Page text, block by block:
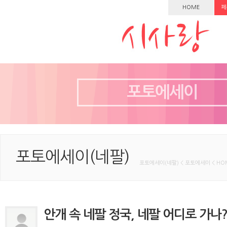
HOME
포토에세이
포토에세이(네팔) 포토에세이(네팔) < 포토에세이 <
안개 속 네팔 정국, 네팔 어디로 가나?